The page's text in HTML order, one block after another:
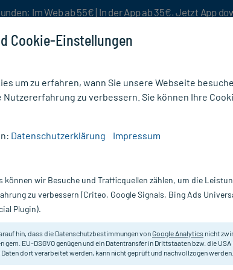
Im Web ab 55€ | In der App ab 35€. Jetzt App
Nur für kurze Zeit:Gratis-Versand* ab 19€
10 ml Weleda
Das Weleda
vor. Die 100 %
Cookie-Einstellungen
um zu erfahren, wann Sie unsere Webseite
Nutzererfahrung zu verbessern. Sie können Ihre
Datenschutzerklärung Impressum
können wir Besuche und Trafficquellen zählen, um die
zu verbessern (Criteo, Google Signals, Bing Ads
Plugin).
hin, dass die Datenschutzbestimmungen vonGoogle Analytics nicht
gem. EU-DSGVO genügen und ein Datentransfer in Drittstaaten bzw. die
Daten dort verarbeitet werden, kann nicht geprüft und nachvollzogen werden.